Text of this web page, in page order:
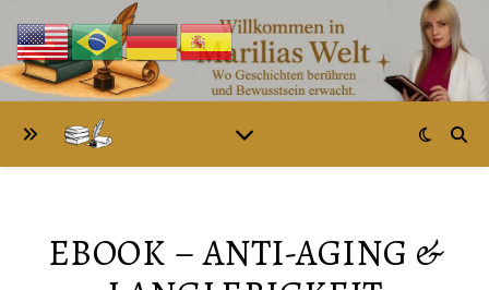
EBOOK – ANTI-AGING &